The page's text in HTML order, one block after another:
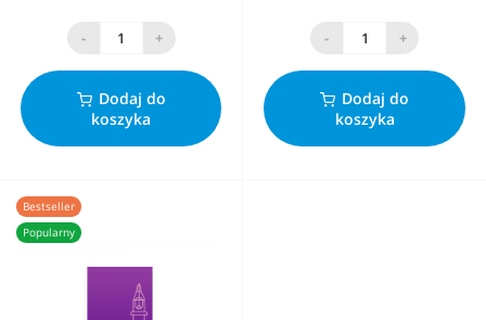
- +
Dodaj do
koszyka
- +
Dodaj do
koszyka
Bestseller
Popularny